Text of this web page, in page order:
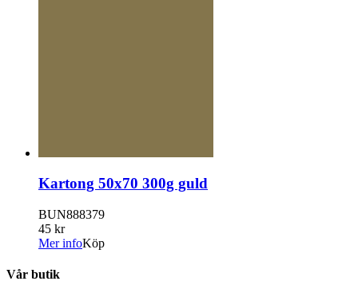
Kartong 50x70 300g guld
BUN888379
45 kr
Mer infoKöp
Vår butik